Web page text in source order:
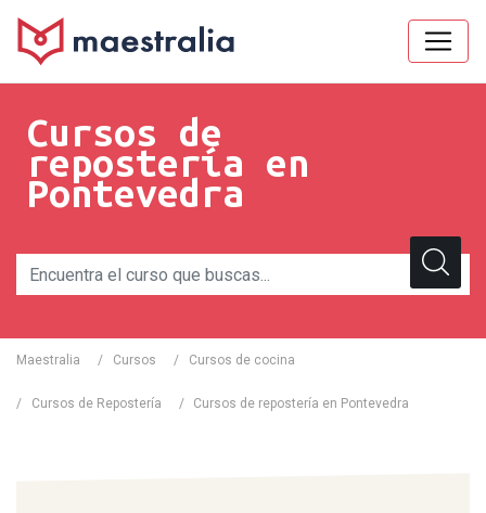
Cursos de
repostería en
Pontevedra
Maestralia / Cursos / Cursos de cocina
/ Cursos de Repostería / Cursos de repostería en Pontevedra